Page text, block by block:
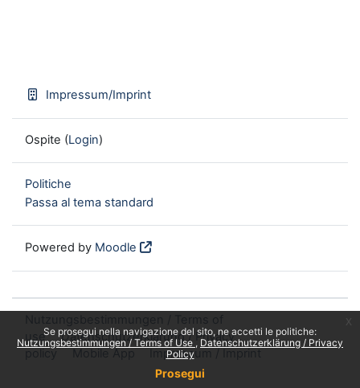
Se prosegui nella navigazione del sito, ne accetti le politiche:
Nutzungsbestimmungen / Terms of Use
Datenschutzerklärung / Privacy
Policy
Prosegui
Impressum/Imprint
Ospite (Login)
Politiche
Passa al tema standard
Powered by Moodle
use
Datenschutzerklärung / Privacy
policy
Mobile App Impressum / Imprint